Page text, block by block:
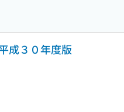
成３０年度版